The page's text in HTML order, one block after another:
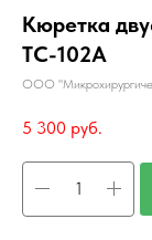
Кюретка
TC-102A
ООО
5 300 руб.